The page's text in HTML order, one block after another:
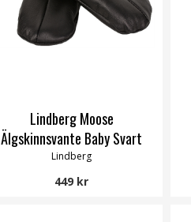
Lindberg Moose
Älgskinnsvante Baby Svart
Lindberg
449 kr